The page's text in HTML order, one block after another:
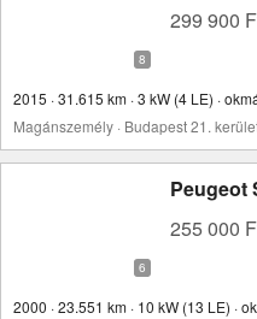
299 900
2015 · 31.615 km · 3 kW (4 LE) ·
Magánszemély · Budapest 21.
Peugeot
255 000
2000 · 23.551 km · 10 kW (13 LE) ·